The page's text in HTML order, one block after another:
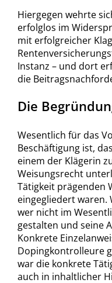
Hiergegen wehrte
erfolglos im
mit erfolgreicher
Instanz – und dort
die
Die
Wesentlich für das
Beschäftigung ist,
einem der Klägerin
Weisungsrecht
Tätigkeit prägenden
eingegliedert waren.
wer nicht im
gestalten und seine
Konkrete
Dopingkontrolleure
war die konkrete
auch in inhaltlicher